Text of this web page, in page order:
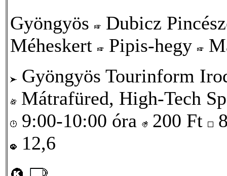
Gyöngyös
Dubicz
Méheskert
Pipis-hegy
Gyöngyös Tourinform
Mátrafüred, High-Tech
9:00-10:00 óra
200 Ft
12,6